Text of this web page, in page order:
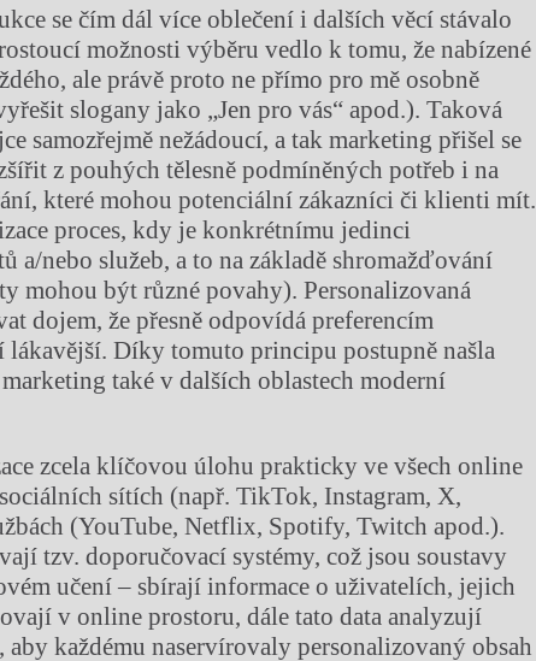
se čím dál více oblečení i dalších věcí stávalo
možnosti výběru vedlo k tomu, že nabízené
ale právě proto ne přímo pro mě osobně
slogany jako „Jen pro vás“ apod.). Taková
samoz­řejmě nežádoucí, a tak marketing přišel se
z pouhých tělesně podmíněných potřeb i na
které mohou potenciální zákazníci či klienti mít.
proces, kdy je konkrétnímu jedinci
a/nebo služeb, a to na základě shromažďování
mohou být různé povahy). Personalizovaná
dojem, že přesně odpovídá preferencím
lákavější. Díky tomuto principu postupně našla
také v dalších oblastech moderní
zcela klíčovou úlohu prakticky ve všech online
sítích (např. TikTok, Instagram, X,
(YouTube, Netflix, Spotify, Twitch apod.).
tzv. doporučovací systémy, což jsou soustavy
učení – sbírají informace o uživatelích, jejich
v online prostoru, dále tato data analyzují
každému naservírovaly personalizovaný obsah